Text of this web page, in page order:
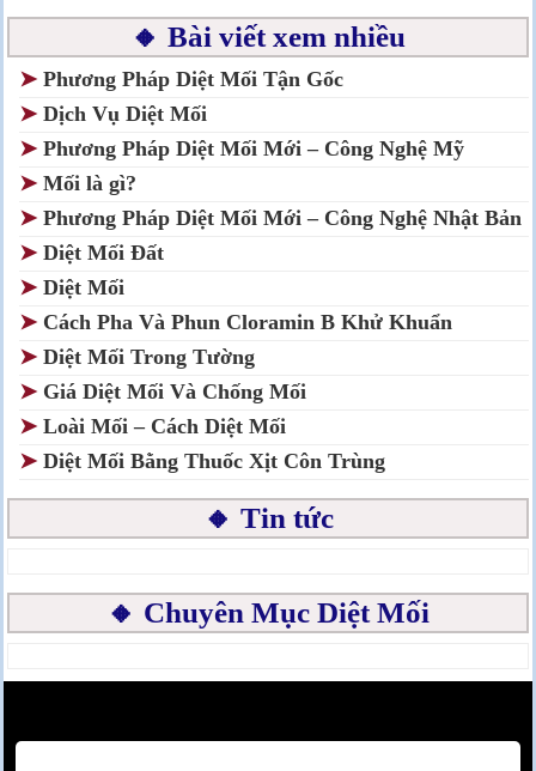
🔸 Bài viết xem nhiều
➤ Phương Pháp Diệt Mối Tận Gốc
➤ Dịch Vụ Diệt Mối
➤ Phương Pháp Diệt Mối Mới – Công Nghệ Mỹ
➤ Mối là gì?
➤ Phương Pháp Diệt Mối Mới – Công Nghệ Nhật Bản
➤ Diệt Mối Đất
➤ Diệt Mối
➤ Cách Pha Và Phun Cloramin B Khử Khuẩn
➤ Diệt Mối Trong Tường
➤ Giá Diệt Mối Và Chống Mối
➤ Loài Mối – Cách Diệt Mối
➤ Diệt Mối Bằng Thuốc Xịt Côn Trùng
🔸 Tin tức
🔸 Chuyên Mục Diệt Mối